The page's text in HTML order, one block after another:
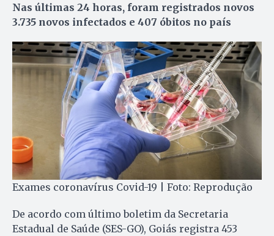
Nas últimas 24 horas, foram registrados novos
3.735 novos infectados e 407 óbitos no país
Exames coronavírus Covid-19 | Foto: Reprodução
De acordo com último boletim da Secretaria
Estadual de Saúde (SES-GO), Goiás registra 453